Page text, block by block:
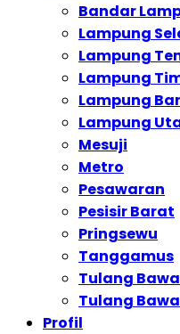
Bandar
Lampung
Lampung
Lampung
Lampung
Lampung
Mesuji
Metro
Pesawaran
Pesisir Barat
Pringsewu
Tanggamus
Tulang
Tulang
Profil